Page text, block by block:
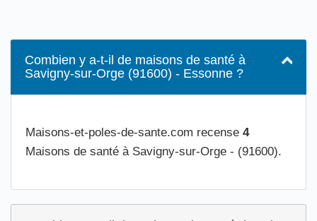
Combien y a-t-il de maisons de santé à
Savigny-sur-Orge (91600) - Essonne ?
Maisons-et-poles-de-sante.com recense 4
Maisons de santé à Savigny-sur-Orge - (91600).